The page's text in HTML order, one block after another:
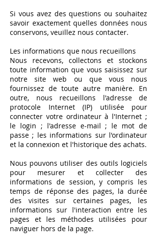
Si vous avez des questions ou souhaitez
savoir exactement quelles données nous
conservons, veuillez nous contacter.
Les informations que nous recueillons
Nous recevons, collectons et stockons
toute information que vous saisissez sur
notre site web ou que vous nous
fournissez de toute autre manière. En
outre, nous recueillons l'adresse de
protocole Internet (IP) utilisée pour
connecter votre ordinateur à l'Internet ;
le login ; l'adresse e-mail ; le mot de
passe ; les informations sur l'ordinateur
et la connexion et l'historique des achats.
Nous pouvons utiliser des outils logiciels
pour mesurer et collecter des
informations de session, y compris les
temps de réponse des pages, la durée
des visites sur certaines pages, les
informations sur l'interaction entre les
pages et les méthodes utilisées pour
naviguer hors de la page.